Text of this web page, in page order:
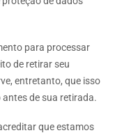
para processar
de retirar seu
entretanto, que isso
de sua retirada.
que estamos